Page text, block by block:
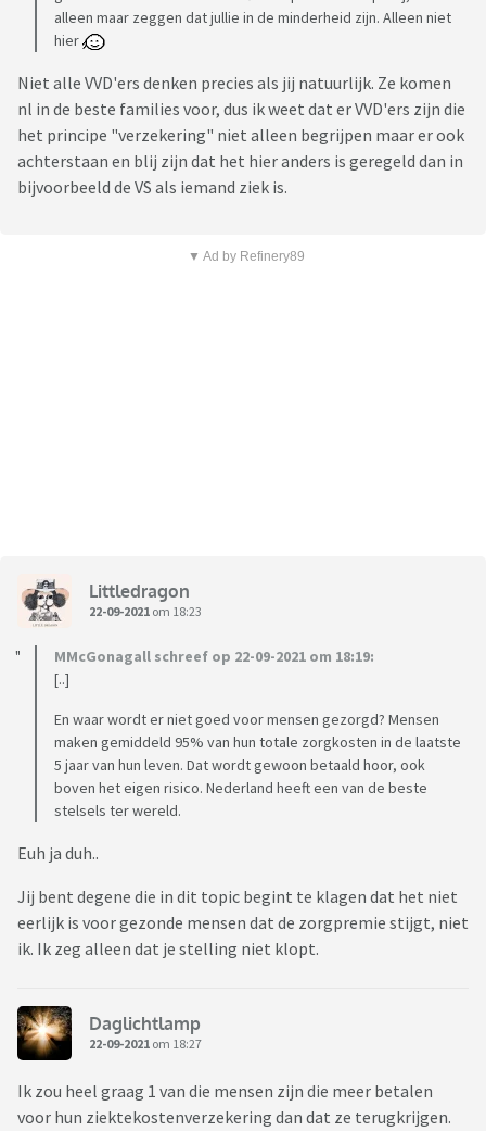
alleen maar zeggen dat jullie in de minderheid zijn. Alleen niet
hier
Niet alle VVD'ers denken precies als jij natuurlijk. Ze komen
nl in de beste families voor, dus ik weet dat er VVD'ers zijn die
het principe "verzekering" niet alleen begrijpen maar er ook
achterstaan en blij zijn dat het hier anders is geregeld dan in
bijvoorbeeld de VS als iemand ziek is.
▼ Ad by Refinery89
Littledragon
22-09-2021 om 18:23
MMcGonagall schreef op 22-09-2021 om 18:19:
[..]
En waar wordt er niet goed voor mensen gezorgd? Mensen
maken gemiddeld 95% van hun totale zorgkosten in de laatste
5 jaar van hun leven. Dat wordt gewoon betaald hoor, ook
boven het eigen risico. Nederland heeft een van de beste
stelsels ter wereld.
Euh ja duh..
Jij bent degene die in dit topic begint te klagen dat het niet
eerlijk is voor gezonde mensen dat de zorgpremie stijgt, niet
ik. Ik zeg alleen dat je stelling niet klopt.
Daglichtlamp
22-09-2021 om 18:27
Ik zou heel graag 1 van die mensen zijn die meer betalen
voor hun ziektekostenverzekering dan dat ze terugkrijgen.